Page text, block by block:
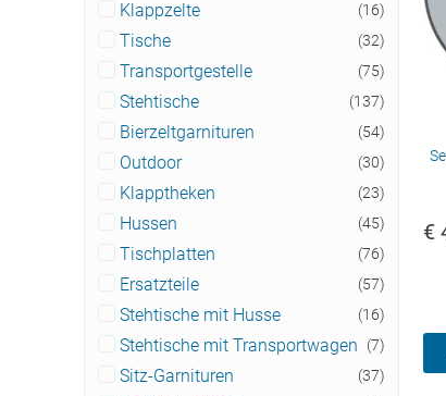
€
Klappzelte (16)
Tische (32)
Transportgestelle (75)
Stehtische (137)
Bierzeltgarnituren (54)
Outdoor (30)
Klapptheken (23)
Hussen (45)
Tischplatten (76)
Ersatzteile (57)
Stehtische mit Husse (16)
Stehtische mit Transportwagen (7)
Sitz-Garnituren (37)